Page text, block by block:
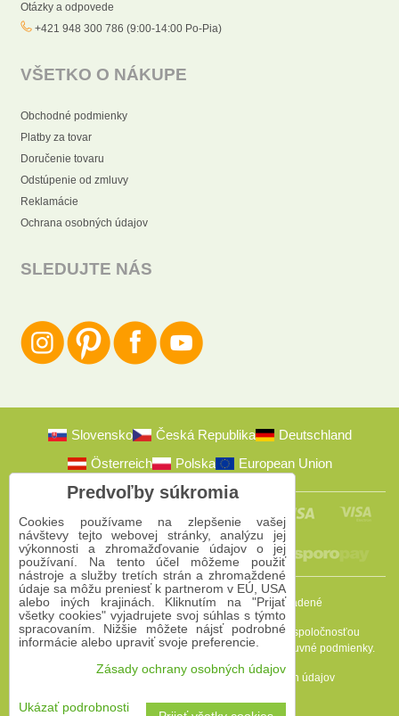
Otázky a odpovede
+421 948 300 786 (9:00-14:00 Po-Pia)
VŠETKO O NÁKUPE
Obchodné podmienky
Platby za tovar
Doručenie tovaru
Odstúpenie od zmluvy
Reklamácie
Ochrana osobných údajov
SLEDUJTE NÁS
Slovensko Česká Republika
Deutschland
Österreich
Polska European Union
2009-2026 © Bomba s.r.o.Všetky práva vyhradené
Táto stránka je chránená programom reCAPTCHA a spoločnosťou
Google. PlatiaPravidlá ochrany osobných údajov Zmluvné podmienky.
Predvoľby súkromia
Zásady ochrany osobných údajov
Predvoľby súkromia
Cookies používame na zlepšenie vašej
návštevy tejto webovej stránky, analýzu jej
výkonnosti a zhromažďovanie údajov o jej
používaní. Na tento účel môžeme použiť
nástroje a služby tretích strán a zhromaždené
údaje sa môžu preniesť k partnerom v EÚ, USA
alebo iných krajinách. Kliknutím na "Prijať
všetky cookies" vyjadrujete svoj súhlas s týmto
spracovaním. Nižšie môžete nájsť podrobné
informácie alebo upraviť svoje preferencie.
Zásady ochrany osobných údajov
Ukázať podrobnosti